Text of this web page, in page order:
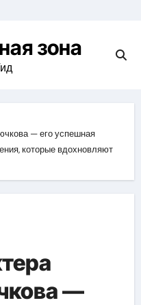
зона
— его успешная
которые вдохновляют
—